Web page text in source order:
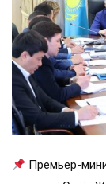
Премьер-